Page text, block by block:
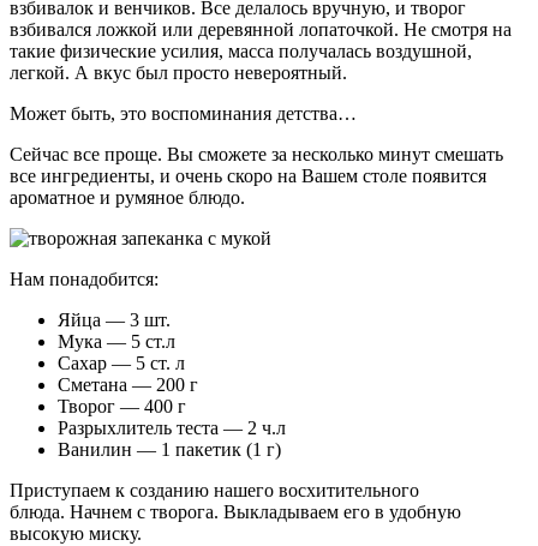
взбивалок и венчиков. Все делалось вручную, и творог
взбивался ложкой или деревянной лопаточкой. Не смотря на
такие физические усилия, масса получалась воздушной,
легкой. А вкус был просто невероятный.
Может быть, это воспоминания детства…
Сейчас все проще. Вы сможете за несколько минут смешать
все ингредиенты, и очень скоро на Вашем столе появится
ароматное и румяное блюдо.
Нам понадобится:
Яйца — 3 шт.
Мука — 5 ст.л
Сахар — 5 ст. л
Сметана — 200 г
Творог — 400 г
Разрыхлитель теста — 2 ч.л
Ванилин — 1 пакетик (1 г)
Приступаем к созданию нашего восхитительного
блюда. Начнем с творога. Выкладываем его в удобную
высокую миску.